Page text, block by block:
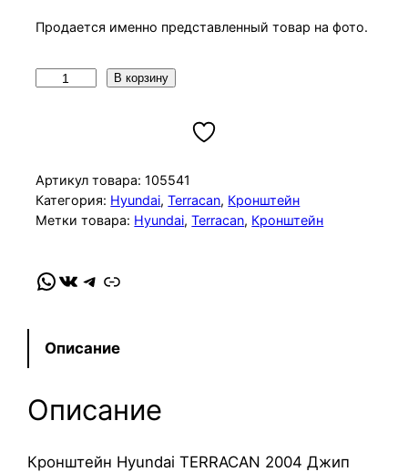
Продается именно представленный товар на фото.
ч
е
с
в
о
р
К
В корзину
Артикул товара: 105541
Категория: Hyundai, Terracan, Кронштейн
Метки товара: Hyundai, Terracan, Кронштейн
WhatsApp VK Telegram Link
Описание
Описание
Кронштейн Hyundai TERRACAN 2004 Джип